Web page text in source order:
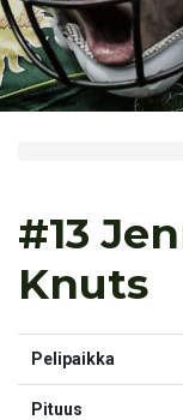
#13
Knuts
Pelipaikka
Pituus